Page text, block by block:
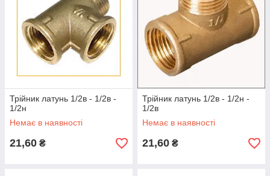
Трійник латунь 1/2в - 1/2в -
1/2н
Немає в наявності
21,60 ₴
Трійник латунь 1/2в - 1/2н -
1/2в
Немає в наявності
21,60 ₴